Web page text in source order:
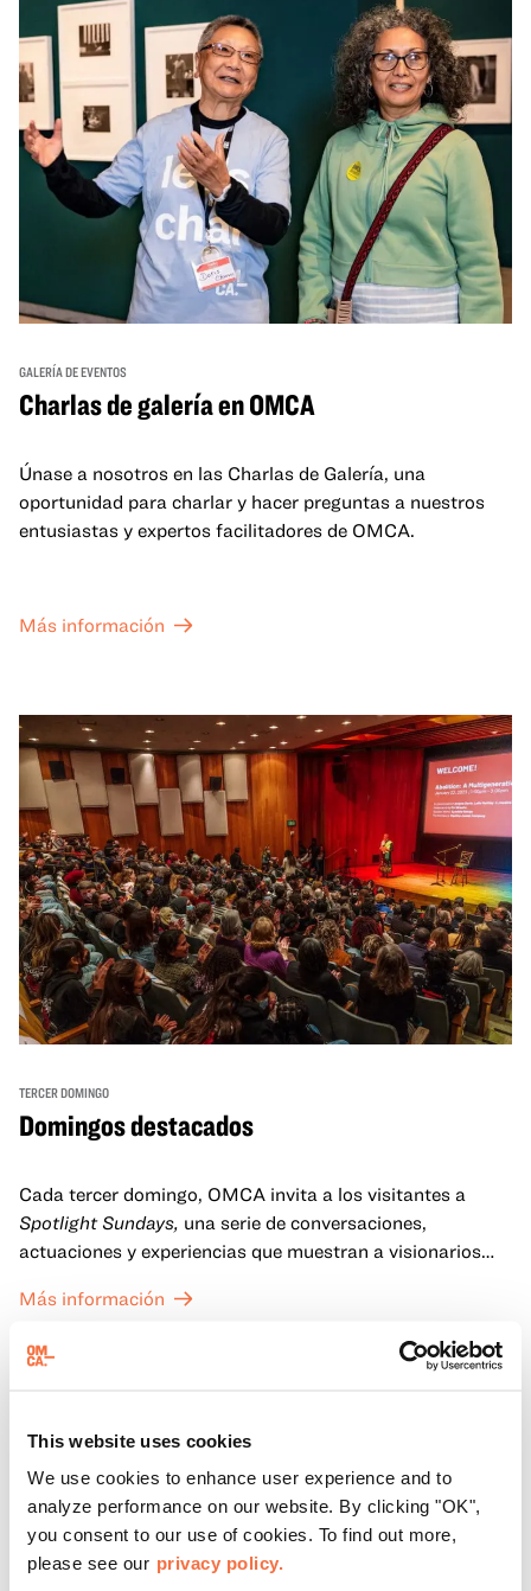
This website uses cookies
We use cookies to enhance user experience and to
analyze performance on our website. By clicking "OK",
you consent to our use of cookies. To find out more,
please see our privacy policy.
GALERÍA DE EVENTOS
Charlas de galería en OMCA
Únase a nosotros en las Charlas de Galería, una
oportunidad para charlar y hacer preguntas a nuestros
entusiastas y expertos facilitadores de OMCA.
Más información
TERCER DOMINGO
Domingos destacados
Cada tercer domingo, OMCA invita a los visitantes a
Spotlight Sundays, una serie de conversaciones,
actuaciones y experiencias que muestran a visionarios
Más información